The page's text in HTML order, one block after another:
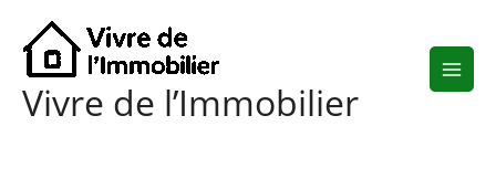
contenu
Vivre de l’Immobilier